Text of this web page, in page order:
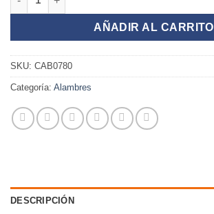
AÑADIR AL CARRITO
SKU: CAB0780
Categoría: Alambres
DESCRIPCIÓN